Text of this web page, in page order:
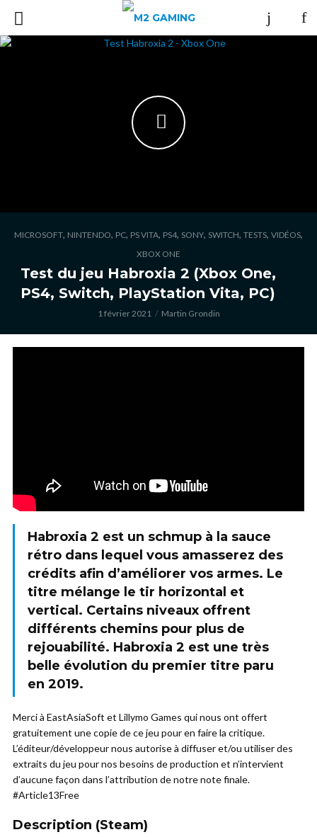
MICROSOFT, NINTENDO, PC, PS VITA, PS4, SONY, SWITCH, TESTS, VIDÉOS,
XBOX ONE
Test du jeu Habroxia 2 (Xbox One,
PS4, Switch, PlayStation Vita, PC)
1 février 2021 Martin Grondin
Habroxia 2 est un schmup à la sauce
rétro dans lequel vous amasserez des
crédits afin d’améliorer vos armes. Le
titre mélange le tir horizontal et
vertical. Certains niveaux offrent
différents chemins pour plus de
rejouabilité. Habroxia 2 est une très
belle évolution du premier titre paru
en 2019.
Merci à EastAsiaSoft et Lillymo Games qui nous ont offert
gratuitement une copie de ce jeu pour en faire la critique.
L’éditeur/développeur nous autorise à diffuser et/ou utiliser des
extraits du jeu pour nos besoins de production et n’intervient
d’aucune façon dans l’attribution de notre note finale.
#Article13Free
Description (Steam)